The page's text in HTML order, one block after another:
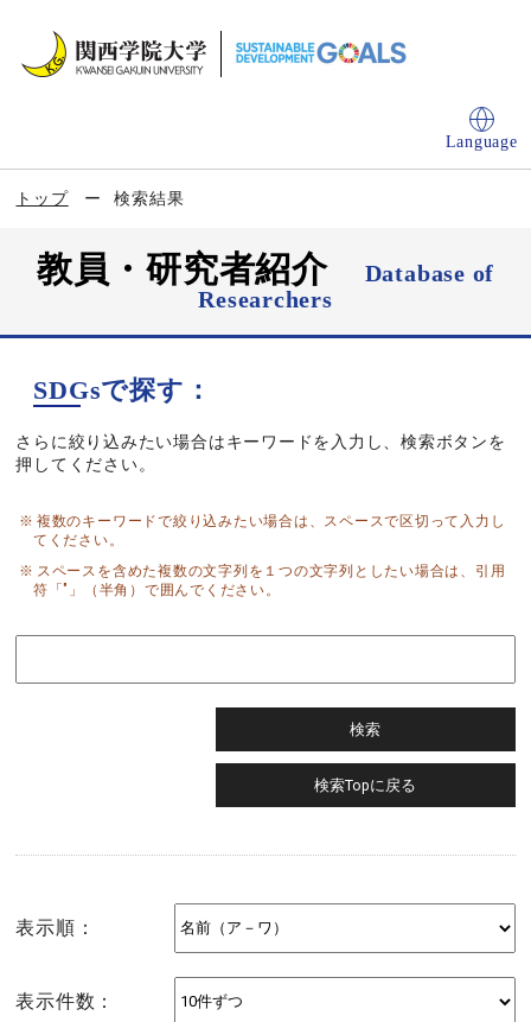
Language
トップ 検索結果
教員・研究者紹介
Database of
Researchers
SDGsで探す：
さらに絞り込みたい場合はキーワードを入力し、検索ボタンを
押してください。
複数のキーワードで絞り込みたい場合は、スペースで区切って入力し
てください。
スペースを含めた複数の文字列を１つの文字列としたい場合は、引用
符「"」（半角）で囲んでください。
表示順：
表示件数：